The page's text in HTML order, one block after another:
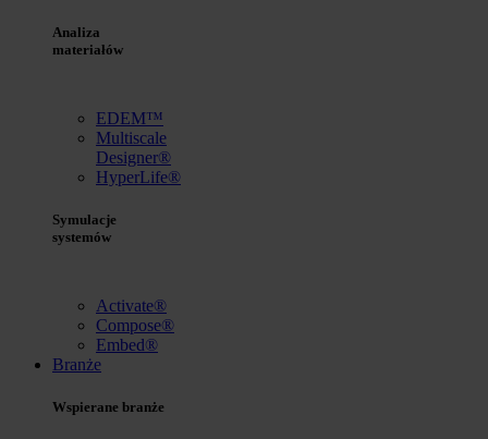
Analiza
materiałów
EDEM™
Multiscale
Designer®
HyperLife®
Symulacje
systemów
Activate®
Compose®
Embed®
Branże
Wspierane branże